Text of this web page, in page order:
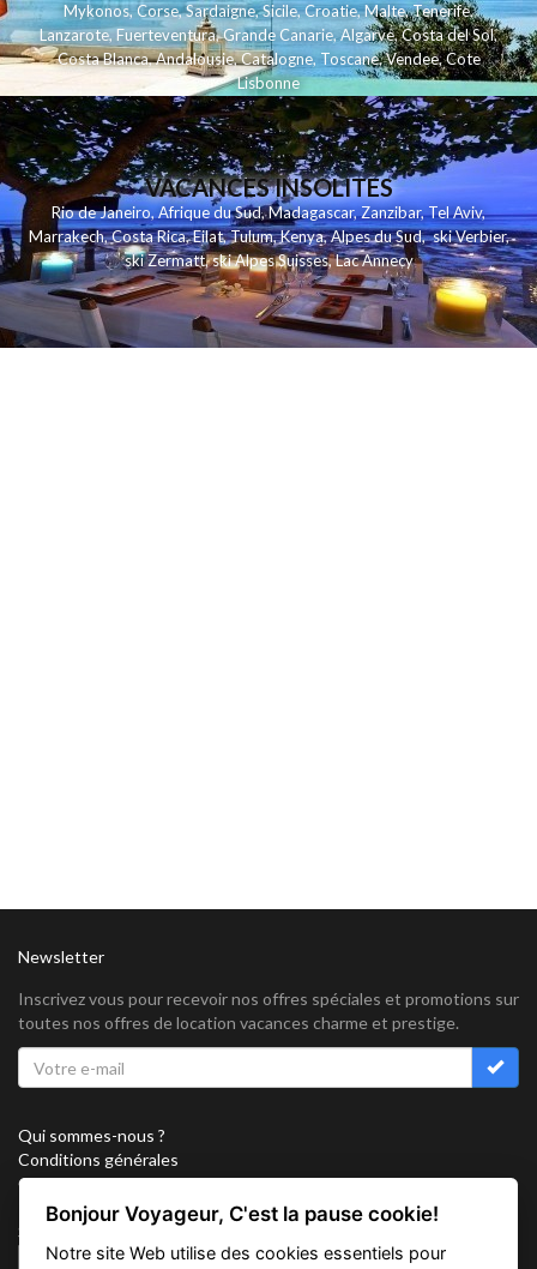
Mykonos,Corse,Sardaigne,Sicile,Croatie,Malte,Tenerife,
Lanzarote,Fuerteventura,Grande Canarie,Algarve,Costa del Sol,
Costa Blanca,Andalousie,Catalogne,Toscane,Vendee,Cote
Lisbonne
VACANCES INSOLITES
Rio de Janeiro,Afrique du Sud,Madagascar,Zanzibar,Tel Aviv,
Marrakech,Costa Rica,Eilat,Tulum,Kenya,Alpes du Sud,ski Verbier,
ski Zermatt,ski Alpes Suisses,Lac Annecy
Newsletter
Inscrivez vous pour recevoir nos offres spéciales et promotions sur
toutes nos offres de location vacances charme et prestige.
Qui sommes-nous ?
Conditions générales
Confidentialité
Partenariat
Sitemap
Cookies
Bonjour Voyageur, C'est la pause cookie!
Notre site Web utilise des cookies essentiels pour